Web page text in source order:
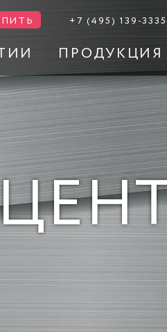
+7 (495) 139-3335
ПРОДУКЦИЯ